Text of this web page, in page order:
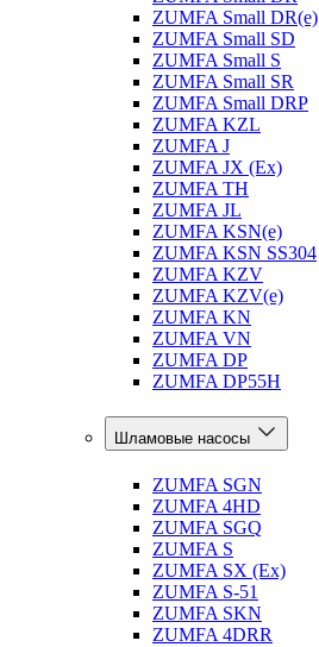
ZUMFA Small DR(e)
ZUMFA Small SD
ZUMFA Small S
ZUMFA Small SR
ZUMFA Small DRP
ZUMFA KZL
ZUMFA J
ZUMFA JX (Ex)
ZUMFA TH
ZUMFA JL
ZUMFA KSN(e)
ZUMFA KSN SS304
ZUMFA KZV
ZUMFA KZV(e)
ZUMFA KN
ZUMFA VN
ZUMFA DP
ZUMFA DP55H
Шламовые насосы
ZUMFA SGN
ZUMFA 4HD
ZUMFA SGQ
ZUMFA S
ZUMFA SX (Ex)
ZUMFA S-51
ZUMFA SKN
ZUMFA 4DRR